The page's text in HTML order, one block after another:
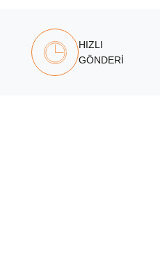
HIZLI
GÖNDERİ